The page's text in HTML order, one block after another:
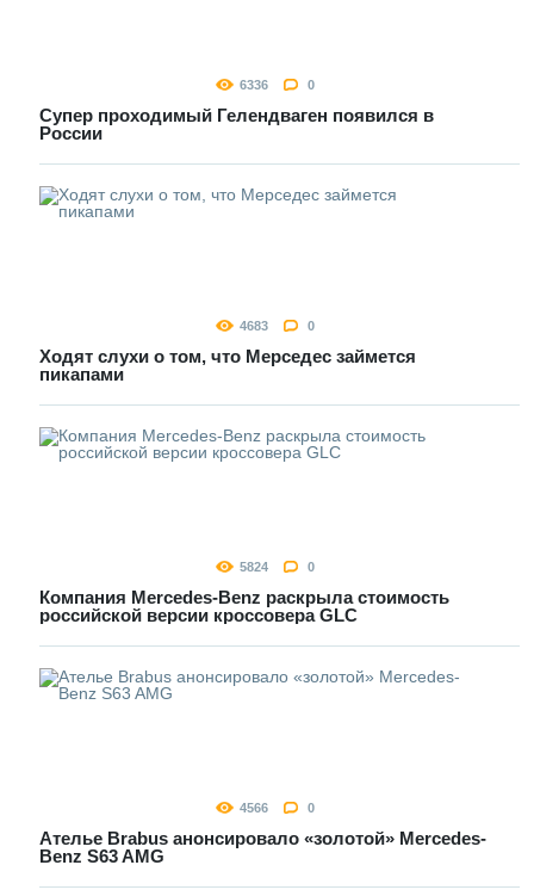
6336 0
Супер проходимый Гелендваген появился в
России
4683 0
Ходят слухи о том, что Мерседес займется
пикапами
5824 0
Компания Mercedes-Benz раскрыла стоимость
российской версии кроссовера GLC
4566 0
Ателье Brabus анонсировало «золотой» Mercedes-
Benz S63 AMG